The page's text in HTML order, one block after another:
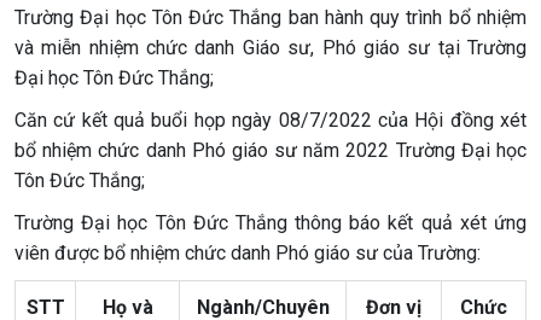
Trường Đại học Tôn Đức Thắng ban hành quy trình bổ nhiệm
và miễn nhiệm chức danh Giáo sư, Phó giáo sư tại Trường
Đại học Tôn Đức Thắng;
Căn cứ kết quả buổi họp ngày 08/7/2022 của Hội đồng xét
bổ nhiệm chức danh Phó giáo sư năm 2022 Trường Đại học
Tôn Đức Thắng;
Trường Đại học Tôn Đức Thắng thông báo kết quả xét ứng
viên được bổ nhiệm chức danh Phó giáo sư của Trường:
STT
Họ và
Ngành/Chuyên
Đơn vị
Chức